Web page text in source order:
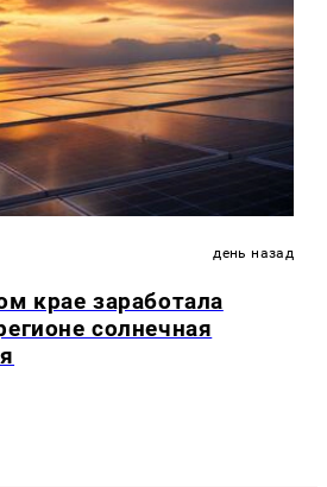
день назад
крае заработала
солнечная